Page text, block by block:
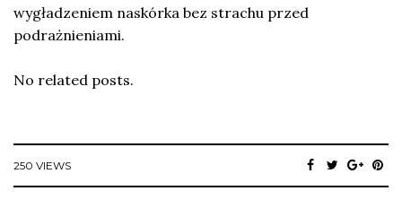
wygładzeniem naskórka bez strachu przed
podrażnieniami.
No related posts.
250 VIEWS